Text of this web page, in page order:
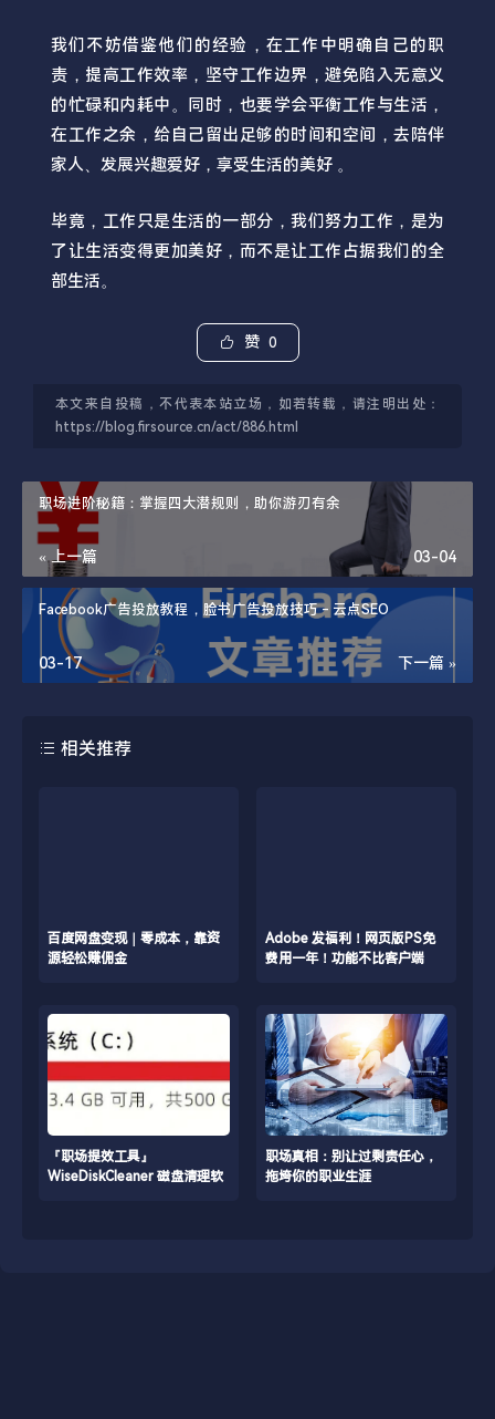
我们不妨借鉴他们的经验，在工作中明确自己的职
责，提高工作效率，坚守工作边界，避免陷入无意义
的忙碌和内耗中。同时，也要学会平衡工作与生活，
在工作之余，给自己留出足够的时间和空间，去陪伴
家人、发展兴趣爱好，享受生活的美好 。
毕竟，工作只是生活的一部分，我们努力工作，是为
了让生活变得更加美好，而不是让工作占据我们的全
部生活。
赞 0
本文来自投稿，不代表本站立场，如若转载，请注明出处：
https://blog.firsource.cn/act/886.html
职场进阶秘籍：掌握四大潜规则，助你游刃有余
« 上一篇 03-04
Facebook广告投放教程，脸书广告投放技巧 - 云点SEO
下一篇 »
03-17
相关推荐
/www/wwwroot/blog.firsource.cn/usr/themes/spimes/core/
on line231
百度网盘变现｜零成本，靠资
源轻松赚佣金
/www/wwwroot/
on line231
Adobe 发福利！网页版PS免
费用一年！功能不比客户端
『职场提效工具』
WiseDiskCleaner 磁盘清理软
职场真相：别让过剩责任心，
拖垮你的职业生涯